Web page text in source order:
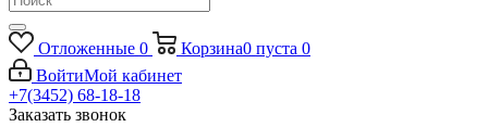
Отложенные 0 Корзина0 пуста 0
ВойтиМой кабинет
+7(3452) 68-18-18
Заказать звонок